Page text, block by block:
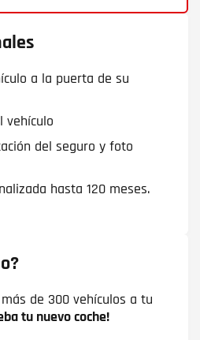
a la puerta de su
vehículo
del seguro y foto
hasta 120 meses.
de 300 vehículos a tu
tu nuevo coche!